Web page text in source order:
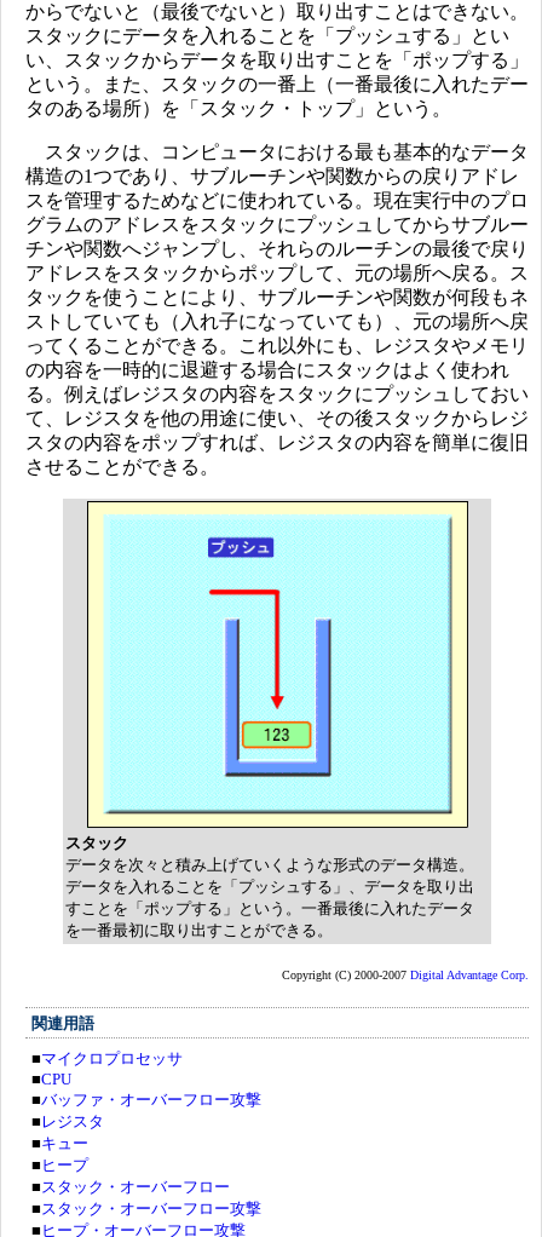
からでないと（最後でないと）取り出すことはできない。
スタックにデータを入れることを「プッシュする」とい
い、スタックからデータを取り出すことを「ポップする」
という。また、スタックの一番上（一番最後に入れたデー
タのある場所）を「スタック・トップ」という。
スタックは、コンピュータにおける最も基本的なデータ
構造の1つであり、サブルーチンや関数からの戻りアドレ
スを管理するためなどに使われている。現在実行中のプロ
グラムのアドレスをスタックにプッシュしてからサブルー
チンや関数へジャンプし、それらのルーチンの最後で戻り
アドレスをスタックからポップして、元の場所へ戻る。ス
タックを使うことにより、サブルーチンや関数が何段もネ
ストしていても（入れ子になっていても）、元の場所へ戻
ってくることができる。これ以外にも、レジスタやメモリ
の内容を一時的に退避する場合にスタックはよく使われ
る。例えばレジスタの内容をスタックにプッシュしておい
て、レジスタを他の用途に使い、その後スタックからレジ
スタの内容をポップすれば、レジスタの内容を簡単に復旧
させることができる。
スタック
データを次々と積み上げていくような形式のデータ構造。
データを入れることを「プッシュする」、データを取り出
すことを「ポップする」という。一番最後に入れたデータ
を一番最初に取り出すことができる。
Copyright (C) 2000-2007 Digital Advantage Corp.
関連用語
■マイクロプロセッサ
■CPU
■バッファ・オーバーフロー攻撃
■ レジスタ
■キュー
■ ヒープ
■スタック・オーバーフロー
■スタック・オーバーフロー攻撃
■ ヒープ・オーバーフロー攻撃